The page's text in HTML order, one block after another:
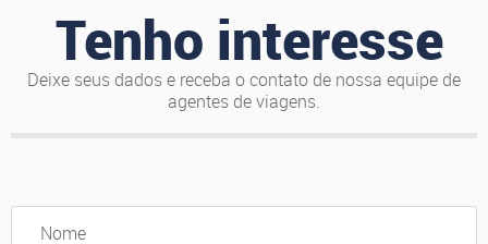
Tenho interesse
Deixe seus dados e receba o contato de nossa equipe de
agentes de viagens.